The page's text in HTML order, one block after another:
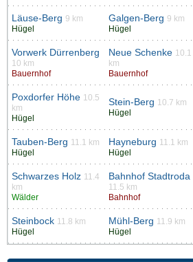
Läuse-Berg 9 km
Hügel
Galgen-Berg 9 km
Hügel
Vorwerk Dürrenberg
10 km
Bauernhof
Neue Schenke 10.1
km
Bauernhof
Poxdorfer Höhe 10.5
km
Hügel
Stein-Berg 10.7 km
Hügel
Tauben-Berg 11.1 km
Hügel
Hayneburg 11.1 km
Hügel
Schwarzes Holz 11.4
km
Wälder
Bahnhof Stadtroda
11.5 km
Bahnhof
Steinbock 11.8 km
Hügel
Mühl-Berg 11.9 km
Hügel